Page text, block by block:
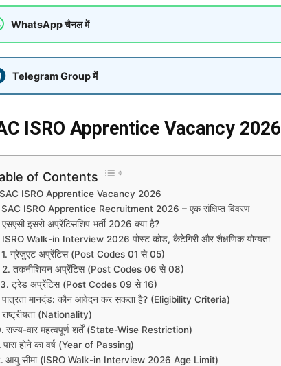
WhatsApp चैनल में
Telegram Group में
ISRO Apprentice Vacancy 2026
of Contents
ISRO Apprentice Vacancy 2026
SAC ISRO Apprentice Recruitment 2026 – एक संक्षिप्त विवरण
एसएसी इसरो अप्रेंटिसशिप भर्ती 2026 क्या है?
ISRO Walk-in Interview 2026 पोस्ट कोड, कैटेगिरी और शैक्षणिक योग्यता
1. ग्रेजुएट अप्रेंटिस (Post Codes 01 से 05)
2. तकनीशियन अप्रेंटिस (Post Codes 06 से 08)
3. ट्रेड अप्रेंटिस (Post Codes 09 से 16)
पात्रता मानदंड: कौन आवेदन कर सकता है? (Eligibility Criteria)
राष्ट्रीयता (Nationality)
राज्य-वार महत्वपूर्ण शर्तें (State-Wise Restriction)
पास होने का वर्ष (Year of Passing)
आयु सीमा (ISRO Walk-in Interview 2026 Age Limit)